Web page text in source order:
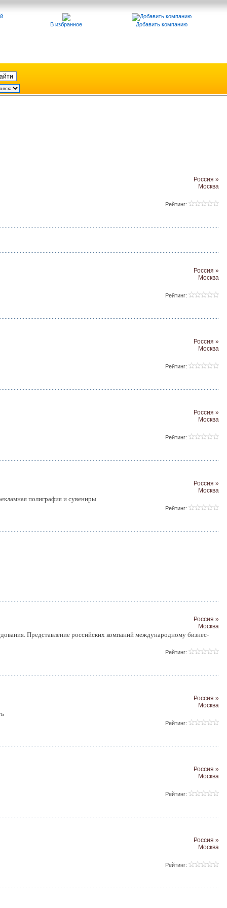
В избранное Добавить компанию
Россия »
Москва
Рейтинг:
Россия »
Москва
Рейтинг:
Россия »
Москва
Рейтинг:
Россия »
Москва
Рейтинг:
Россия »
Москва
полиграфия и сувениры
Рейтинг:
Россия »
Москва
Представление российских компаний международному бизнес-
Рейтинг:
Россия »
Москва
Рейтинг:
Россия »
Москва
Рейтинг:
Россия »
Москва
Рейтинг: